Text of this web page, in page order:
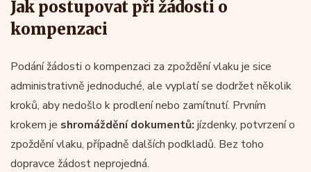
Jak postupovat při žádosti o
kompenzaci
Podání žádosti o kompenzaci za zpoždění vlaku je sice
administrativně jednoduché, ale vyplatí se dodržet několik
kroků, aby nedošlo k prodlení nebo zamítnutí. Prvním
krokem je shromáždění dokumentů: jízdenky, potvrzení o
zpoždění vlaku, případně dalších podkladů. Bez toho
dopravce žádost neprojedná.